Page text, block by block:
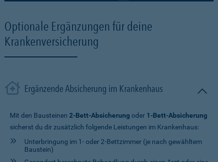
Optionale Ergänzungen für deine
Krankenversicherung
Ergänzende Absicherung im Krankenhaus
Mit den Bausteinen 2-Bett-Absicherung oder 1-Bett-Absicherung
sicherst du dir zusätzlich folgende Leistungen im Krankenhaus:
Unterbringung im 1- oder 2-Bettzimmer (je nach gewähltem
Baustein)